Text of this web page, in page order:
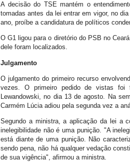
A decisão do TSE mantém o
tomadas antes da lei entrar em vigor, no
ano, proíbe a candidatura de políticos
O G1 ligou para o diretório do PSB no
dele foram localizados.
Julgamento
O julgamento do primeiro recurso
vezes. O primeiro pedido de vistas foi
Lewandowski, no dia 13 de agosto. Na
Carmém Lúcia adiou pela segunda vez a
Segundo a ministra, a aplicação da lei a
inelegibilidade não é uma punição. "A
está diante de uma punição. Não
sendo pena, não há qualquer vedação
de sua vigência", afirmou a ministra.